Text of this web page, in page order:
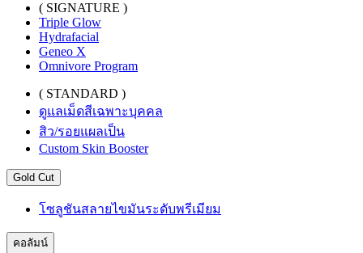
( SIGNATURE )
Triple Glow
Hydrafacial
Geneo X
Omnivore Program
( STANDARD )
ดูแลเม็ดสีเฉพาะบุคคล
สิว/รอยแผลเป็น
Custom Skin Booster
Gold Cut
โซลูชันสลายไขมันระดับพรีเมียม
คอลัมน์